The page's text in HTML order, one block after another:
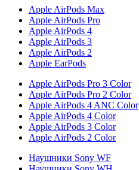
Apple AirPods Max
Apple AirPods Pro
Apple AirPods 4
Apple AirPods 3
Apple AirPods 2
Apple EarPods
Apple AirPods Pro 3 Color
Apple AirPods Pro 2 Color
Apple AirPods 4 ANC Color
Apple AirPods 4 Color
Apple AirPods 3 Color
Apple AirPods 2 Color
Наушники Sony WF